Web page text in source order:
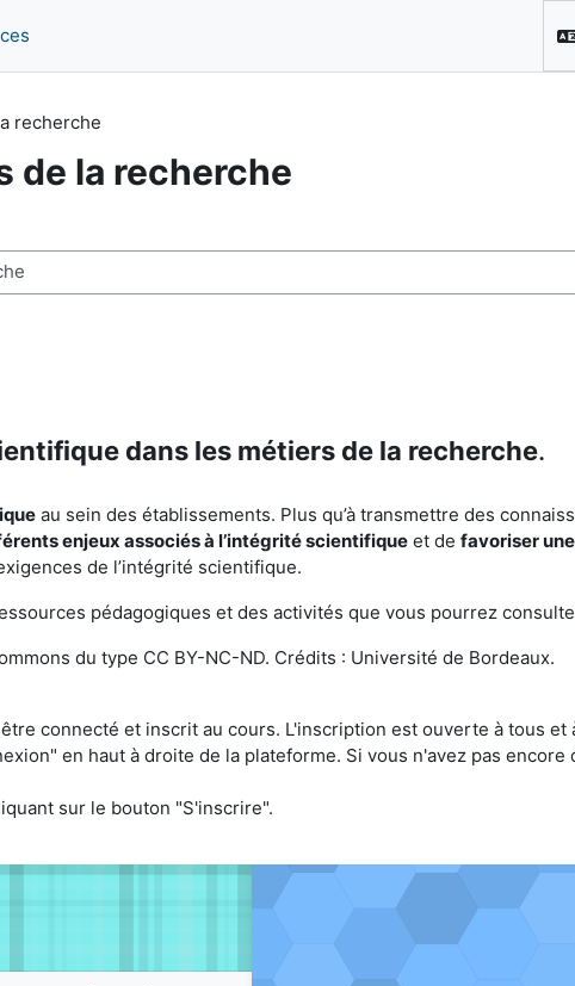
recherche
de la recherche
dans les métiers de la recherche.
au sein des établissements. Plus qu’à transmettre des
enjeux associés à l’intégrité scientifique et de favoriser
de l’intégrité scientifique.
pédagogiques et des activités que vous pourrez
du type CC BY-NC-ND. Crédits : Université de Bordeaux.
connecté et inscrit au cours. L'inscription est ouverte à tous et
en haut à droite de la plateforme. Si vous n'avez pas encore
sur le bouton "S'inscrire".